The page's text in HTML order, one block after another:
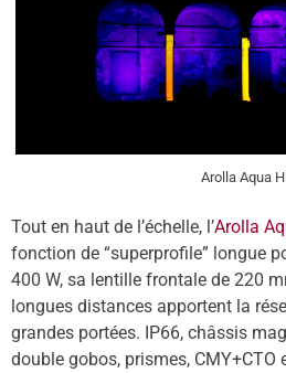
Arolla Aqua
Tout en haut de l’échelle, l’Arolla
fonction de “superprofile” longue
400 W, sa lentille frontale de 220
longues distances apportent la ré
grandes portées. IP66, châssis
double gobos, prismes, CMY+CTO